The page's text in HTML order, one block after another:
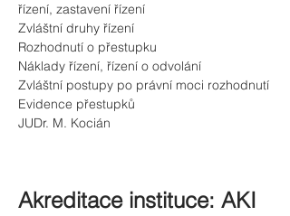
řízení, zastavení řízení
Zvláštní druhy řízení
Rozhodnutí o přestupku
Náklady řízení, řízení o odvolání
Zvláštní postupy po právní moci rozhodnutí
Evidence přestupků
JUDr. M. Kocián
Akreditace instituce: AKI